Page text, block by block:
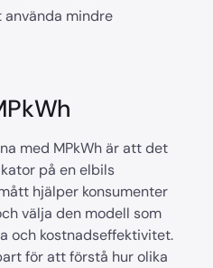
mindre
med MPkWh är att det
på en elbils
hjälper konsumenter
välja den modell som
och kostnadseffektivitet.
för att förstå hur olika